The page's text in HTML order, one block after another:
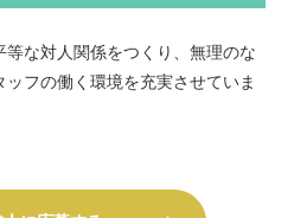
な対人関係をつくり、無理のな
フの働く環境を充実させていま